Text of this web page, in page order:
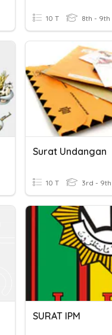
10 T 8th - 9th
Surat Undangan
10 T 3rd - 9th
SURAT IPM